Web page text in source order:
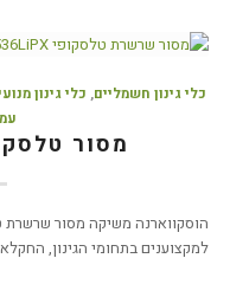
כלי גינון חשמליים, כלי גינון
מסור
הוסקווארנה משיקה מסור שרשרת
למקצוענים בתחומי הגינון,